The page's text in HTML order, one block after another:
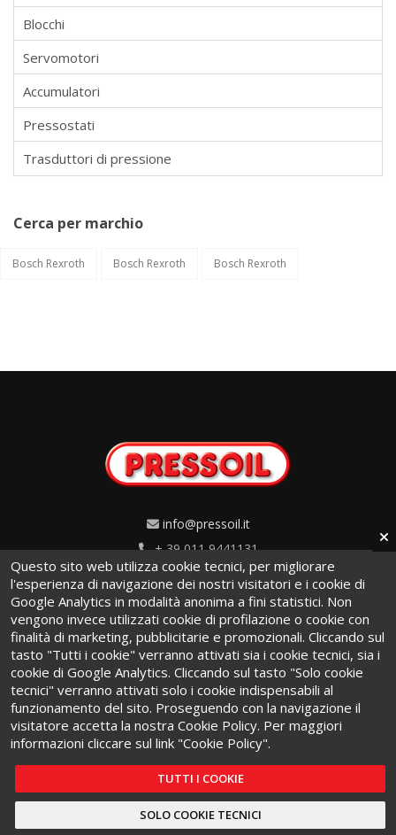
Blocchi
Servomotori
Accumulatori
Pressostati
Trasduttori di pressione
Cerca per marchio
Bosch Rexroth Bosch Rexroth Bosch Rexroth
info@pressoil.it
+ 39 011 9441131
Via Cavaglià, 7 - 10020
Cambiano (TO) · Italy
Termini e condizioni·Privacy Policy· Cookie Policy
Questo sito web utilizza cookie tecnici, per migliorare
l'esperienza di navigazione dei nostri visitatori e i cookie di
Google Analytics in modalità anonima a fini statistici. Non
vengono invece utilizzati cookie di profilazione o cookie con
finalità di marketing, pubblicitarie e promozionali. Cliccando sul
tasto "Tutti i cookie" verranno attivati sia i cookie tecnici, sia i
cookie di Google Analytics. Cliccando sul tasto "Solo cookie
tecnici" verranno attivati solo i cookie indispensabili al
funzionamento del sito. Proseguendo con la navigazione il
visitatore accetta la nostra Cookie Policy. Per maggiori
informazioni cliccare sul link "Cookie Policy".
SOLO COOKIE TECNICI
TUTTI I COOKIE